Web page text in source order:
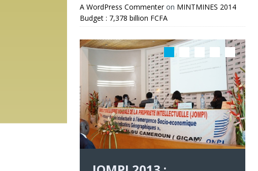
A WordPress Commenteron MINTMINES 2014
Budget : 7,378 billion FCFA